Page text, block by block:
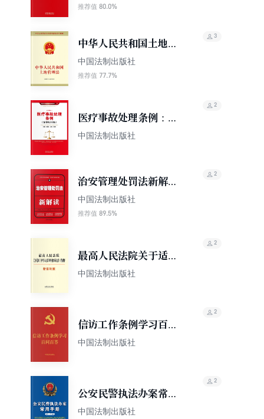
版）（第二版）
推荐值 80.0%
中华人民共和国土地管
理法
中国法制出版社
推荐值 77.7%
3
医疗事故处理条例：立
案·管辖·证据·裁判（案
中国法制出版社
2
治安管理处罚法新解读
（第四版）
中国法制出版社
推荐值 89.5%
2
最高人民法院关于适用
《中华人民共和国刑事
中国法制出版社
2
信访工作条例学习百问
百答（2022年版）
中国法制出版社
2
公安民警执法办案常用
手册（第十五版）
中国法制出版社
2